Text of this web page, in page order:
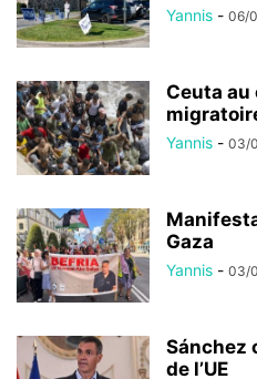
Yannis - 06/
Ceuta
Yannis - 03/
Gaza
Yannis - 03/
Sánchez
de l’UE